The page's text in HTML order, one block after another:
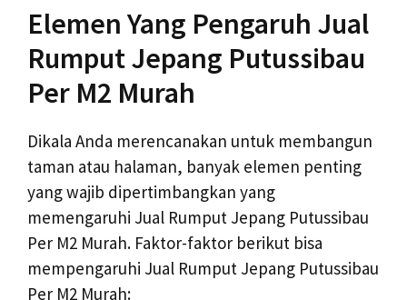
Elemen Yang Pengaruh Jual
Rumput Jepang Putussibau
Per M2 Murah
Dikala Anda merencanakan untuk membangun
taman atau halaman, banyak elemen penting
yang wajib dipertimbangkan yang
memengaruhi Jual Rumput Jepang Putussibau
Per M2 Murah. Faktor-faktor berikut bisa
mempengaruhi Jual Rumput Jepang Putussibau
Per M2 Murah: